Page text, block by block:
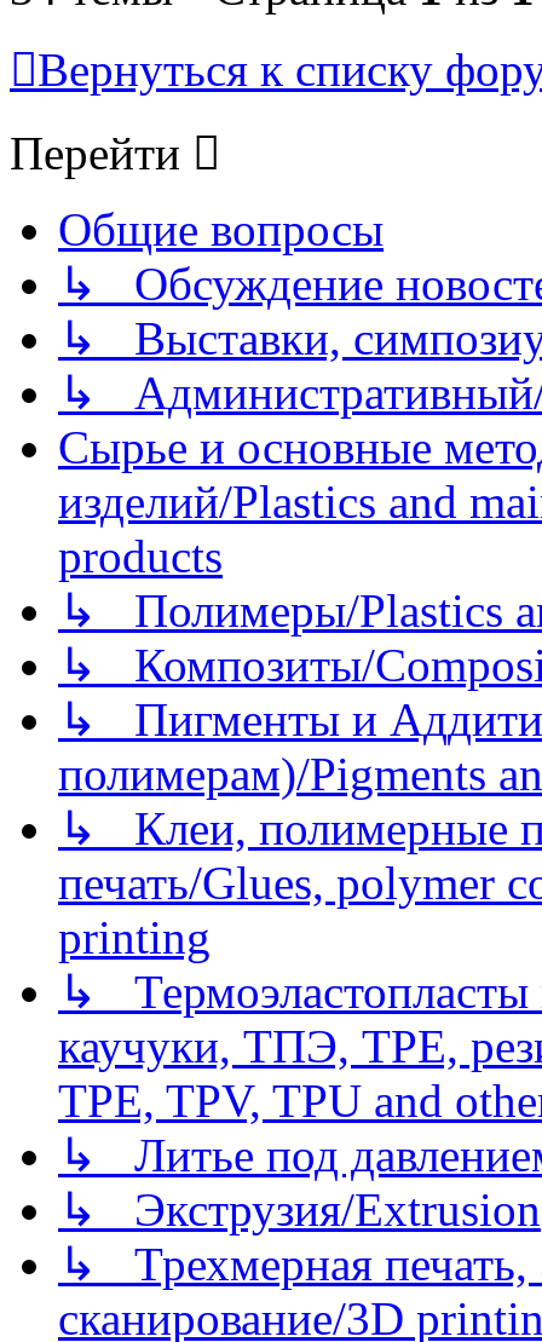
Вернуться к списку
Перейти
Общие вопросы
↳ Обсуждение
↳ Выставки,
↳
Сырье и основные
изделий/Plastics and
products
↳ Полимеры/Plastics
↳ Композиты/
↳ Пигменты и
полимерам)/Pigments
↳ Клеи, полимерные
печать/Glues, polymer
printing
↳
каучуки, ТПЭ, TPE,
TPE, TPV, TPU and
↳ Литье под
↳ Экструзия/Extrusion
↳ Трехмерная
сканирование/3D